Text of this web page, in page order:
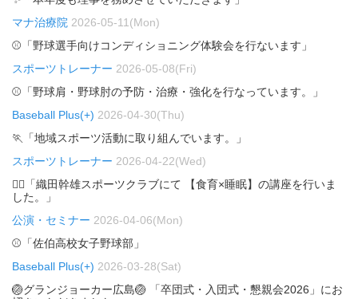
マナ治療院 2026-05-11(Mon)
⚾「野球選手向けコンディショニング体験会を行ないます」
スポーツトレーナー 2026-05-08(Fri)
⚾「野球肩・野球肘の予防・治療・強化を行なっています。」
Baseball Plus(+) 2026-04-30(Thu)
🏃「地域スポーツ活動に取り組んでいます。」
スポーツトレーナー 2026-04-22(Wed)
🏃‍♂️「織田幹雄スポーツクラブにて 【食育×睡眠】の講座を行いま
した。」
公演・セミナー 2026-04-06(Mon)
⚾「佐伯高校女子野球部」
Baseball Plus(+) 2026-03-28(Sat)
🏐グランジョーカー広島🏐 「卒団式・入団式・懇親会2026」にお